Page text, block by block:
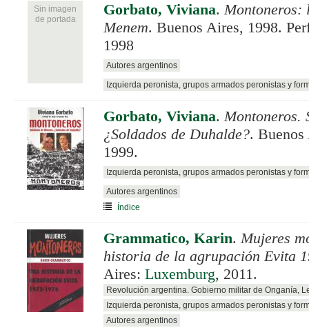
Sin imagen
de portada
Gorbato, Viviana. Montoneros:
Menem. Buenos Aires, 1998.
1998
Autores argentinos
Izquierda peronista, grupos armados peronistas y
Gorbato, Viviana. Montoneros.
¿Soldados de Duhalde?.
1999.
Izquierda peronista, grupos armados peronistas y
Autores argentinos
Índice
Grammatico, Karin. Mujeres
historia de la agrupación Evita
Aires: Luxemburg, 2011.
Revolución argentina. Gobierno militar de Onganía,
Izquierda peronista, grupos armados peronistas y
Autores argentinos